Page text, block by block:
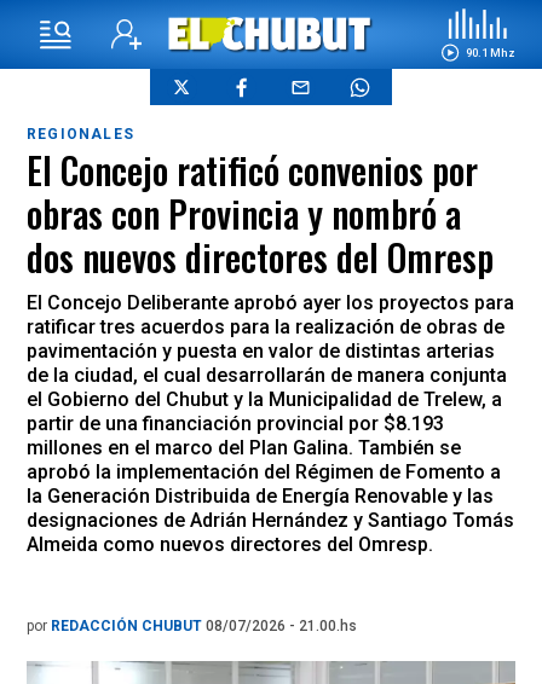
90.1 Mhz
REGIONALES
El Concejo ratificó convenios por
obras con Provincia y nombró a
dos nuevos directores del Omresp
El Concejo Deliberante aprobó ayer los proyectos para
ratificar tres acuerdos para la realización de obras de
pavimentación y puesta en valor de distintas arterias
de la ciudad, el cual desarrollarán de manera conjunta
el Gobierno del Chubut y la Municipalidad de Trelew, a
partir de una financiación provincial por $8.193
millones en el marco del Plan Galina. También se
aprobó la implementación del Régimen de Fomento a
la Generación Distribuida de Energía Renovable y las
designaciones de Adrián Hernández y Santiago Tomás
Almeida como nuevos directores del Omresp.
por REDACCIÓN CHUBUT 08/07/2026 - 21.00.hs